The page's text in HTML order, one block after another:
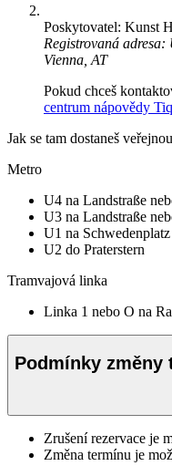
Poskytovatel: Kunst
Registrovaná adresa:
Vienna, AT
Pokud chceš
centrum nápovědy
Jak se tam dostaneš
Metro
U4 na Landstraße
U3 na Landstraße
U1 na
U2 do Praterstern
Tramvajová linka
Linka 1 nebo O na
Podmínky změny
Zrušení rezervace je
Změna termínu je